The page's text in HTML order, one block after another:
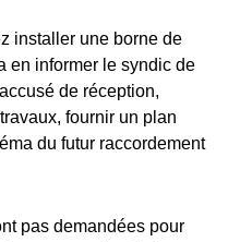
installer une borne de
en informer le syndic de
de réception,
fournir un plan
du futur raccordement
pas demandées pour